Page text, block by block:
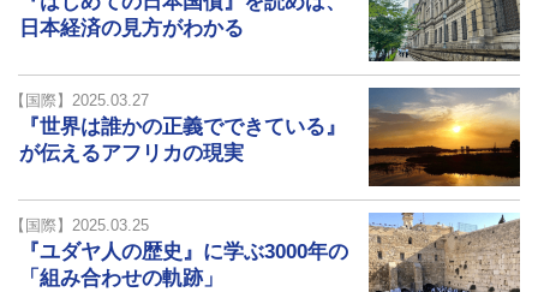
日本経済の見方がわかる
【国際】2025.03.27
『世界は誰かの正義でできている』
が伝えるアフリカの現実
【国際】2025.03.25
『ユダヤ人の歴史』に学ぶ3000年の
「組み合わせの軌跡」